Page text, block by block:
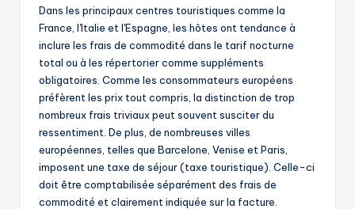
Dans les principaux centres touristiques comme la
France, l'Italie et l'Espagne, les hôtes ont tendance à
inclure les frais de commodité dans le tarif nocturne
total ou à les répertorier comme suppléments
obligatoires. Comme les consommateurs européens
préfèrent les prix tout compris, la distinction de trop
nombreux frais triviaux peut souvent susciter du
ressentiment. De plus, de nombreuses villes
européennes, telles que Barcelone, Venise et Paris,
imposent une taxe de séjour (taxe touristique). Celle-ci
doit être comptabilisée séparément des frais de
commodité et clairement indiquée sur la facture.